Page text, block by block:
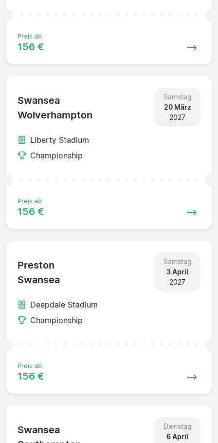
Preis ab
156 €
Swansea
Wolverhampton
Samstag
20 März
2027
Liberty Stadium
Championship
Preis ab
156 €
Preston
Swansea
Samstag
3 April
2027
Deepdale Stadium
Championship
Preis ab
156 €
Swansea
Dienstag
6 April